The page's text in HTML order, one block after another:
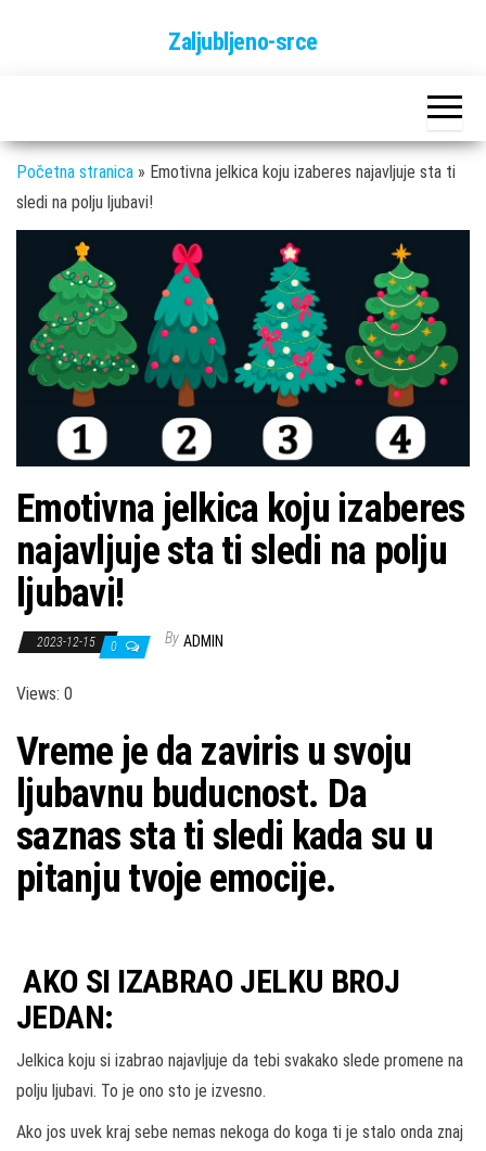
Zaljubljeno-srce
Početna stranica » Emotivna jelkica koju izaberes najavljuje sta ti
sledi na polju ljubavi!
Emotivna jelkica koju izaberes
najavljuje sta ti sledi na polju
ljubavi!
2023-12-15 0 By ADMIN
Views: 0
Vreme je da zaviris u svoju
ljubavnu buducnost. Da
saznas sta ti sledi kada su u
pitanju tvoje emocije.
AKO SI IZABRAO JELKU BROJ
JEDAN:
Jelkica koju si izabrao najavljuje da tebi svakako slede promene na
polju ljubavi. To je ono sto je izvesno.
Ako jos uvek kraj sebe nemas nekoga do koga ti je stalo onda znaj